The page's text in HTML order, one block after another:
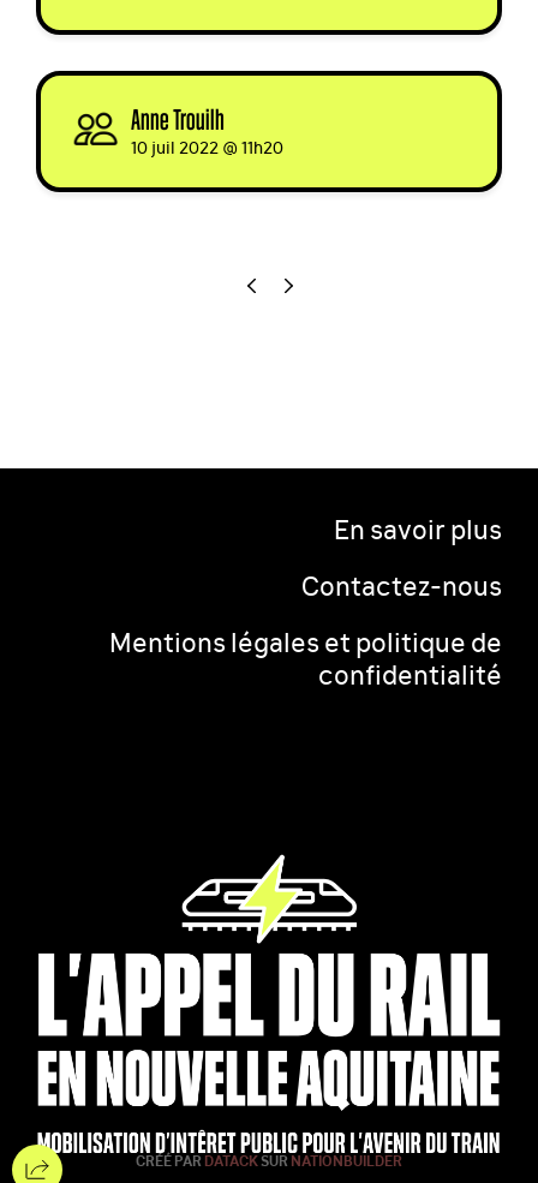
Anne Trouilh
10 juil 2022 @ 11h20
En savoir plus
Contactez-nous
Mentions légales et politique de
confidentialité
CRÉÉ PARDATACKSURNATIONBUILDER